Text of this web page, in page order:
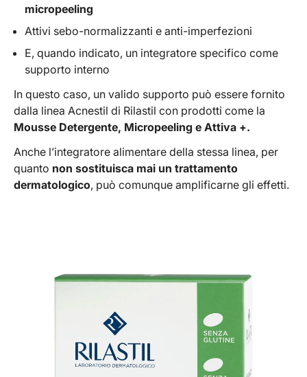
micropeeling
Attivi sebo-normalizzanti e anti-imperfezioni
E, quando indicato, un integratore specifico come
supporto interno
In questo caso, un valido supporto può essere fornito
dalla linea Acnestil di Rilastil con prodotti come la
Mousse Detergente, Micropeeling e Attiva +.
Anche l’integratore alimentare della stessa linea, per
quanto non sostituisca mai un trattamento
dermatologico, può comunque amplificarne gli effetti.